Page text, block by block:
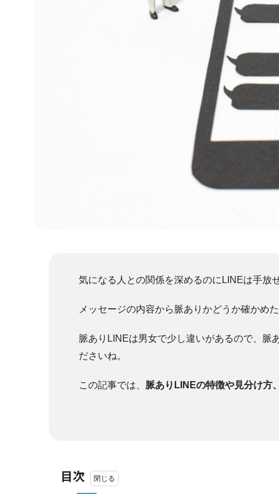
気になる人との関係を深めるのにLINEは手放
メッセージの内容から脈ありかどうか確かめ
脈ありLINEは男女で少し違いがあるので、脈
ださいね。
この記事では、 脈ありLINEの特徴や見分け方
目次